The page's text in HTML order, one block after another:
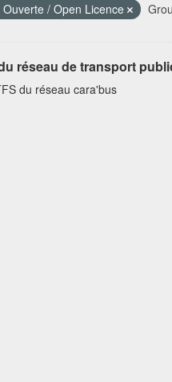
Ouverte / Open Licence
réseau de transport
du réseau cara'bus